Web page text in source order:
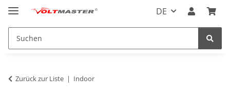
DE
Zurück zur Liste Indoor